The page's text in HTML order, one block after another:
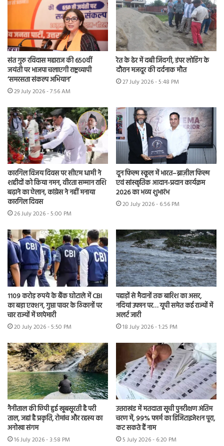
संत गुरु रविदास महाराज की 650वीं
जयंती पर भाजपा चलाएगी राष्ट्रव्यापी
‘समरसता संकल्प अभियान’
29 July 2026 - 7:56 AM
रेत के ढेर में दबी जिंदगी, डंपर लोडिंग के
दौरान मजदूर की दर्दनाक मौत
27 July 2026 - 5:48 PM
कारगिल विजय दिवस पर सीएम धामी ने
शहीदों को किया नमन, वीरता सम्मान राशि
बढ़ाने का ऐलान, कांग्रेस ने नहीं मनाया
कारगिल दिवस
26 July 2026 - 5:00 PM
दून फिल्म स्कूल में भारत–ब्राज़ील फिल्म
एवं सांस्कृतिक आदान-प्रदान कार्यक्रम
2026 का भव्य शुभारंभ
20 July 2026 - 6:56 PM
1109 करोड़ रुपये के बैंक घोटाले में CBI
का बड़ा एक्शन, गुप्ता पावर के ठिकानों पर
चार राज्यों में छापेमारी
20 July 2026 - 5:50 PM
पहाड़ों से मैदानों तक बारिश का असर,
नदियां उफान पर… यूपी समेत कई राज्यों में
अलर्ट जारी
18 July 2026 - 1:25 PM
नैनीताल की छिपी हुई खूबसूरती है परी
ताल, जहां है प्रकृति, रोमांच और रहस्य का
अनोखा संगम
16 July 2026 - 3:58 PM
उत्तराखंड में मतदाता सूची पुनरीक्षण अंतिम
चरण में, 99% फार्म का डिजिटाइजेशन पूरा,
कट सकते हैं नाम
5 July 2026 - 6:20 PM